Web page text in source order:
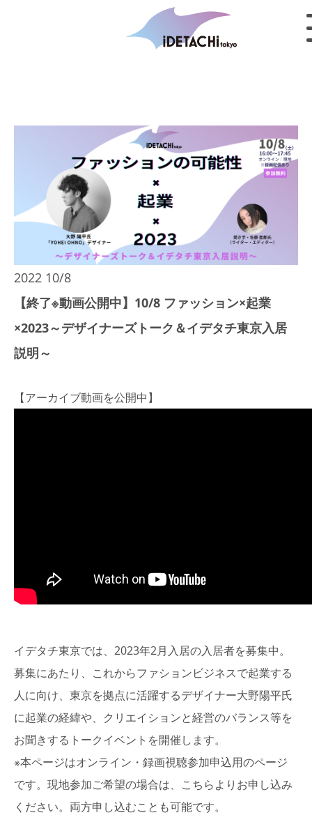
2022 10/8
【終了※動画公開中】10/8 ファッション×起業
×2023～デザイナーズトーク＆イデタチ東京入居
説明～
【アーカイブ動画を公開中】
イデタチ東京では、2023年2月入居の入居者を募集中。
募集にあたり、これからファションビジネスで起業する
人に向け、東京を拠点に活躍するデザイナー大野陽平氏
に起業の経緯や、クリエイションと経営のバランス等を
お聞きするトークイベントを開催します。
※本ページはオンライン・録画視聴参加申込用のページ
です。現地参加ご希望の場合は、 こちらよりお申し込み
ください。 両方申し込むことも可能です。